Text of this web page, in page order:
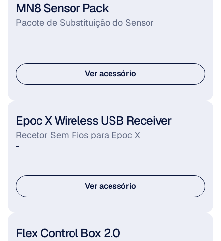
-
MN8 Sensor Pack
Pacote de Substituição do Sensor
Ver acessório
-
Epoc X Wireless USB Receiver
Recetor Sem Fios para Epoc X
Ver acessório
Flex Control Box 2.0